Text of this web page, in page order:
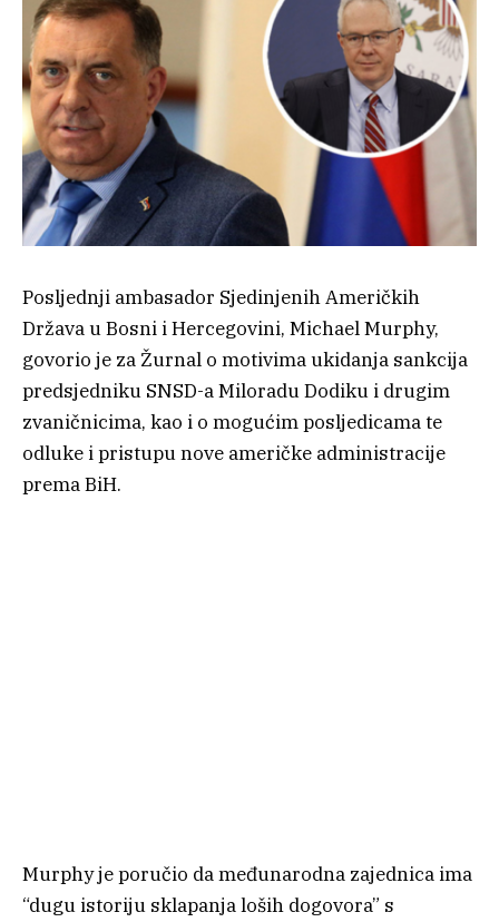
Posljednji ambasador Sjedinjenih Američkih
Država u Bosni i Hercegovini, Michael Murphy,
govorio je za Žurnal o motivima ukidanja sankcija
predsjedniku SNSD-a Miloradu Dodiku i drugim
zvaničnicima, kao i o mogućim posljedicama te
odluke i pristupu nove američke administracije
prema BiH.
Murphy je poručio da međunarodna zajednica ima
“dugu istoriju sklapanja loših dogovora” s